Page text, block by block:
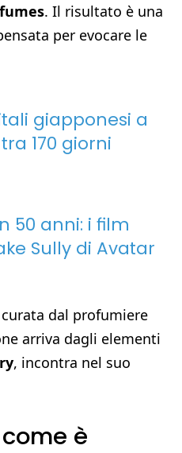
. Il risultato è una
per evocare le
giapponesi a
170 giorni
50 anni: i film
Sully di Avatar
dal profumiere
arriva dagli elementi
, incontra nel suo
è